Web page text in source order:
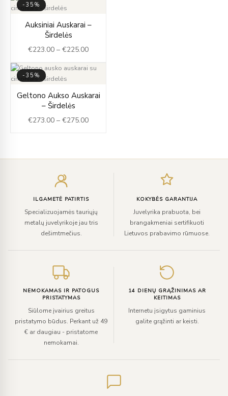
-35%
Auksiniai Auskarai –
Širdelės
€223.00 – €225.00
range:
through
-35%
Geltono Aukso Auskarai
– Širdelės
€273.00 – €275.00
range:
through
ILGAMETĖ PATIRTIS
Specializuojamės tauriųjų
metalų juvelyrikoje jau tris
dešimtmečius.
KOKYBĖS GARANTIJA
Juvelyrika prabuota, bei
brangakmeniai sertifikuoti
Lietuvos prabavimo rūmuose.
NEMOKAMAS IR PATOGUS
PRISTATYMAS
Siūlome įvairius greitus
pristatymo būdus. Perkant už 49
€ ar daugiau - pristatome
nemokamai.
14 DIENŲ GRĄŽINIMAS AR
KEITIMAS
Internetu įsigytus gaminius
galite grąžinti ar keisti.